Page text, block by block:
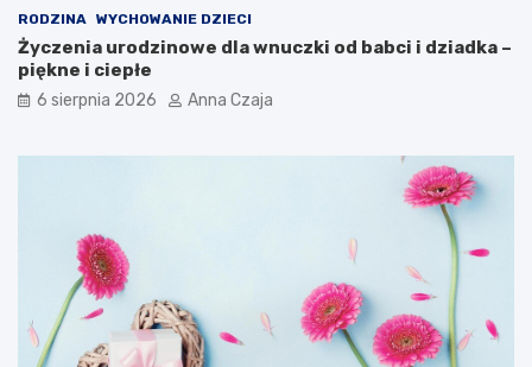
RODZINA WYCHOWANIE DZIECI
Życzenia urodzinowe dla wnuczki od babci i dziadka –
piękne i ciepłe
6 sierpnia 2026 Anna Czaja